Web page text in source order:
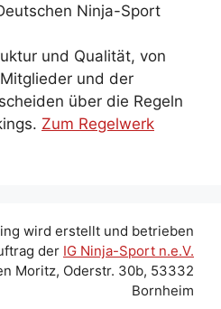
Ninja-Sport
und Qualität, von
und der
über die Regeln
Zum Regelwerk
wird erstellt und betrieben
der IG Ninja-Sport n.e.V.
Moritz, Oderstr. 30b, 53332
Bornheim